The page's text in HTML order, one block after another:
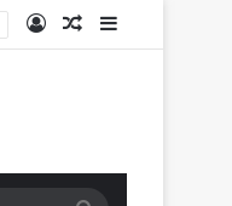
Log InRandom Article
Sidebar